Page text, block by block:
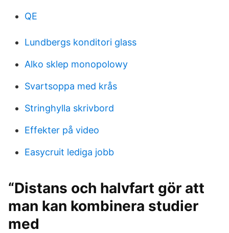
QE
Lundbergs konditori glass
Alko sklep monopolowy
Svartsoppa med krås
Stringhylla skrivbord
Effekter på video
Easycruit lediga jobb
“Distans och halvfart gör att
man kan kombinera studier
med